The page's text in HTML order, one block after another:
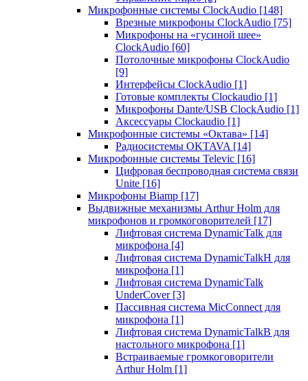
Микрофонные системы ClockAudio [148]
Врезные микрофоны ClockAudio [75]
Микрофоны на «гусиной шее»
ClockAudio [60]
Потолочные микрофоны ClockAudio
[9]
Интерфейсы ClockAudio [1]
Готовые комплекты Clockaudio [1]
Микрофоны Dante/USB ClockAudio [1]
Аксессуары Clockaudio [1]
Микрофонные системы «Октава» [14]
Радиосистемы OKTAVA [14]
Микрофонные системы Televic [16]
Цифровая беспроводная система связи
Unite [16]
Микрофоны Biamp [17]
Выдвижные механизмы Arthur Holm для
микрофонов и громкоговорителей [17]
Лифтовая система DynamicTalk для
микрофона [4]
Лифтовая система DynamicTalkH для
микрофона [1]
Лифтовая система DynamicTalk
UnderCover [3]
Пассивная система MicConnect для
микрофона [1]
Лифтовая система DynamicTalkB для
настольного микрофона [1]
Встраиваемые громкоговорители
Arthur Holm [1]